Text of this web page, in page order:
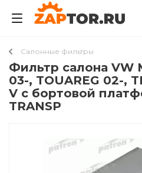
Салонные фильтры
Фильтр салона VW
03-, TOUAREG 02-,
V c бортовой
TRANSP